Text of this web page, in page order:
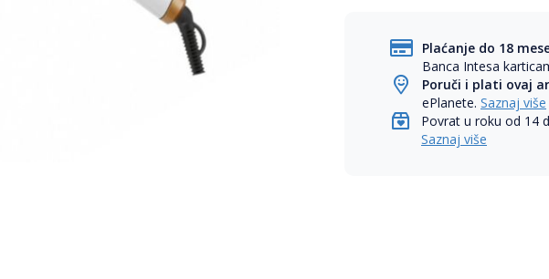
Plaćanje do 18
Banca Intesa
Poruči i plati ovaj
ePlanete.Saznaj više
Povrat u roku od 14
Saznaj više